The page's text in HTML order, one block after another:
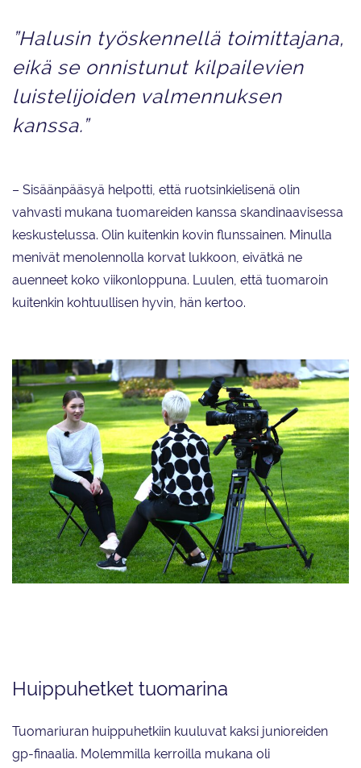
”Halusin työskennellä toimittajana,
eikä se onnistunut kilpailevien
luistelijoiden valmennuksen
kanssa.”
– Sisäänpääsyä helpotti, että ruotsinkielisenä olin
vahvasti mukana tuomareiden kanssa skandinaavisessa
keskustelussa. Olin kuitenkin kovin flunssainen. Minulla
menivät menolennolla korvat lukkoon, eivätkä ne
auenneet koko viikonloppuna. Luulen, että tuomaroin
kuitenkin kohtuullisen hyvin, hän kertoo.
Huippuhetket tuomarina
Tuomariuran huippuhetkiin kuuluvat kaksi junioreiden
gp-finaalia. Molemmilla kerroilla mukana oli